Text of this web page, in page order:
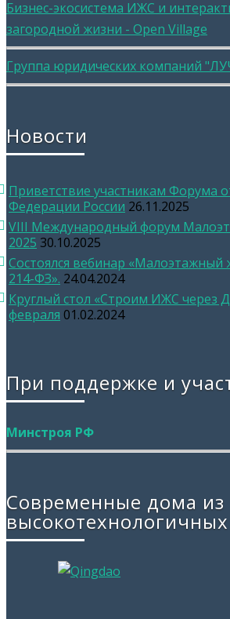
Бизнес-экосистема ИЖС и
загородной жизни - Open Village
Группа юридических компаний
Новости
Приветствие участникам Форума
Федерации России 26.11.2025
VIII Международный форум
2025 30.10.2025
Состоялся вебинар «Малоэтажный
214-ФЗ». 24.04.2024
Круглый стол «Строим ИЖС через
февраля 01.02.2024
При поддержке и
Минстроя РФ
Современные дома из